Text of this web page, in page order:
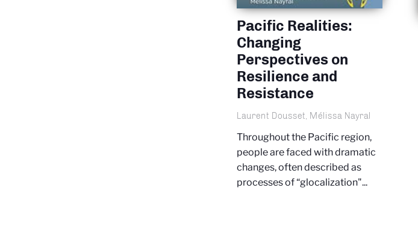
Pacific Realities:
Changing
Perspectives on
Resilience and
Resistance
Laurent Dousset, Mélissa Nayral
Throughout the Pacific region,
people are faced with dramatic
changes, often described as
processes of “glocalization"...